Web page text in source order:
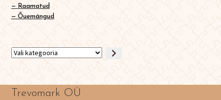
Raamatud
Õuemängud
Vali
kategooria
Trevomark OÜ